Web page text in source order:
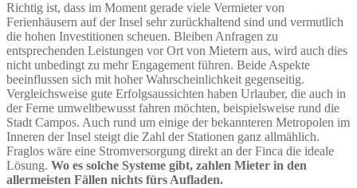
Richtig ist, dass im Moment gerade viele Vermieter von
Ferienhäusern auf der Insel sehr zurückhaltend sind und vermutlich
die hohen Investitionen scheuen. Bleiben Anfragen zu
entsprechenden Leistungen vor Ort von Mietern aus, wird auch dies
nicht unbedingt zu mehr Engagement führen. Beide Aspekte
beeinflussen sich mit hoher Wahrscheinlichkeit gegenseitig.
Vergleichsweise gute Erfolgsaussichten haben Urlauber, die auch in
der Ferne umweltbewusst fahren möchten, beispielsweise rund die
Stadt Campos. Auch rund um einige der bekannteren Metropolen im
Inneren der Insel steigt die Zahl der Stationen ganz allmählich.
Fraglos wäre eine Stromversorgung direkt an der Finca die ideale
Lösung. Wo es solche Systeme gibt, zahlen Mieter in den
allermeisten Fällen nichts fürs Aufladen.